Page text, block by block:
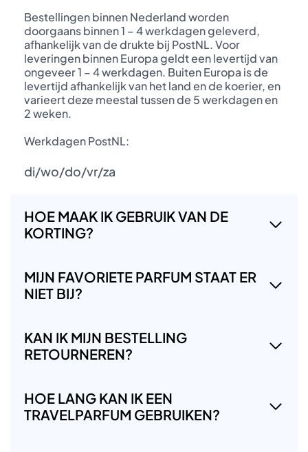
Bestellingen binnen Nederland worden
doorgaans binnen 1 – 4 werkdagen geleverd,
afhankelijk van de drukte bij PostNL. Voor
leveringen binnen Europa geldt een levertijd van
ongeveer 1 – 4 werkdagen. Buiten Europa is de
levertijd afhankelijk van het land en de koerier, en
varieert deze meestal tussen de 5 werkdagen en
2 weken.
Werkdagen PostNL:
di/wo/do/vr/za
HOE MAAK IK GEBRUIK VAN DE
KORTING?
MIJN FAVORIETE PARFUM STAAT ER
NIET BIJ?
KAN IK MIJN BESTELLING
RETOURNEREN?
HOE LANG KAN IK EEN
TRAVELPARFUM GEBRUIKEN?